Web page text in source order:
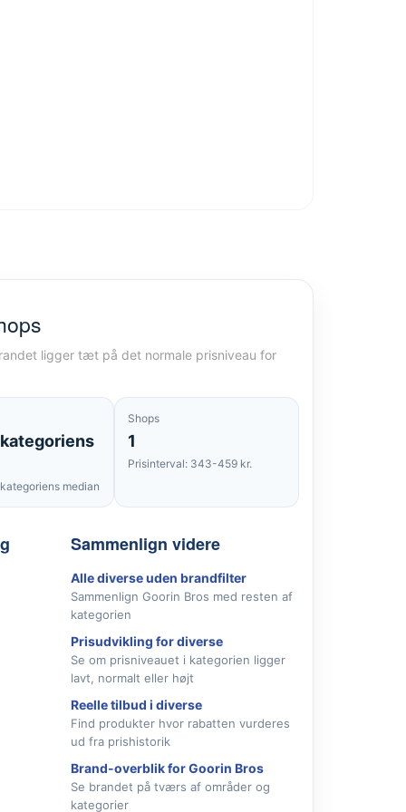
ligger tæt på det normale prisniveau for
median
Shops
1
Prisinterval: 343-459 kr.
Sammenlign videre
Alle diverse uden brandfilter
Sammenlign Goorin Bros med resten af
kategorien
Prisudvikling for diverse
Se om prisniveauet i kategorien ligger
lavt, normalt eller højt
Reelle tilbud i diverse
Find produkter hvor rabatten vurderes
ud fra prishistorik
Brand-overblik for Goorin Bros
Se brandet på tværs af områder og
kategorier